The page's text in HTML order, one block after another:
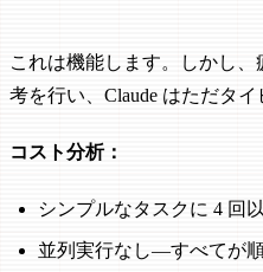
これは機能します。しかし
考を行い、Claude はただタ
コスト分析：
シンプルなタスクに 4 回
並列実行なし—すべてが